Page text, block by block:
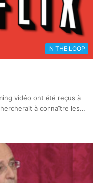
IN THE LOOP
vidéo ont été reçus à
à connaître les…